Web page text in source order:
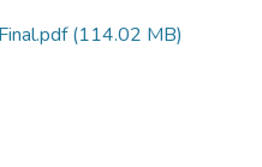
(114.02 MB)